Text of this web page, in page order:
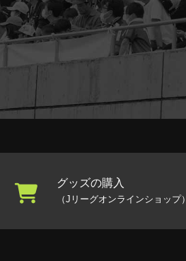
グッズの購入
（Jリーグオンラインショップ）